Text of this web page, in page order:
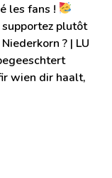
les fans !
plutôt
? | LU
wien dir haalt,